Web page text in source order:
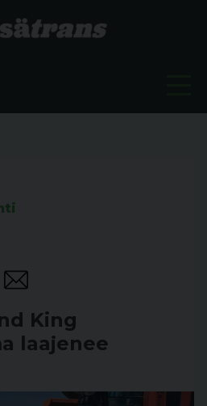
King
laajenee